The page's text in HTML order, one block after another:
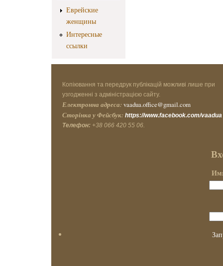
Еврейские
женщины
Интересные
ссылки
Копіювання та передрук публікацій можливі лише при
узгодженні з адміністрацією сайту.
Електронна адреса: vaadua.office@gmail.com
Сторінка у Фейсбук: https://www.facebook.com/vaadua
Телефон: +38 066 420 55 06.